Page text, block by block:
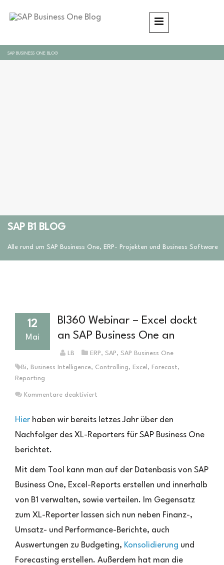
SAP BUSINESS ONE BLOG
SAP B1 BLOG
Alle rund um SAP Business One, ERP- Projekten und Business Software
12
Mai
BI360 Webinar – Excel dockt
an SAP Business One an
LB ERP, SAP, SAP Business One
Bi, Business Intelligence, Controlling, Excel , Forecast,
Reporting
Kommentare deaktiviert
Webinar
Excel
SAP
Business
an
Hier haben wir bereits letzes Jahr über den
Nachfolger des XL-Reporters für SAP Business One
berichtet.
Mit dem Tool kann man auf der Datenbasis von SAP
Business One, Excel-Reports erstellen und innerhalb
von B1 verwalten, sowie verteilen. Im Gegensatz
zum XL-Reporter lassen sich nun neben Finanz-,
Umsatz- und Performance-Berichte, auch
Auswertungen zu Budgeting, Konsolidierung und
Forecasting erstellen. Außerdem hat man die